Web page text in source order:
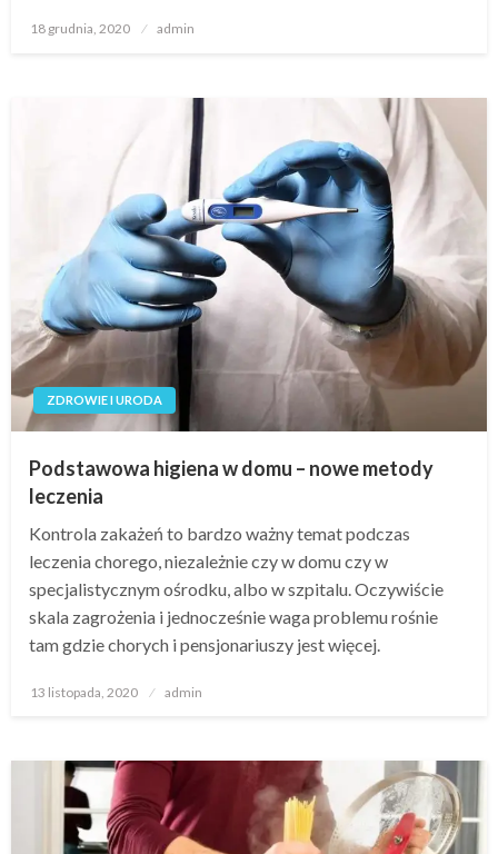
Opublikowane
18 grudnia, 2020 admin
ZDROWIE I URODA
Podstawowa higiena w domu – nowe metody
leczenia
Kontrola zakażeń to bardzo ważny temat podczas
leczenia chorego, niezależnie czy w domu czy w
specjalistycznym ośrodku, albo w szpitalu. Oczywiście
skala zagrożenia i jednocześnie waga problemu rośnie
tam gdzie chorych i pensjonariuszy jest więcej.
Opublikowane
13 listopada, 2020 admin